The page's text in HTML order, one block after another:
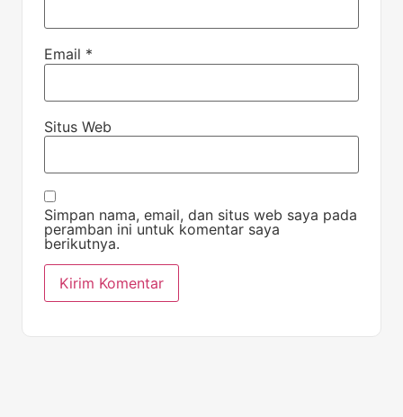
Email *
Situs Web
Simpan nama, email, dan situs web saya pada
peramban ini untuk komentar saya
berikutnya.